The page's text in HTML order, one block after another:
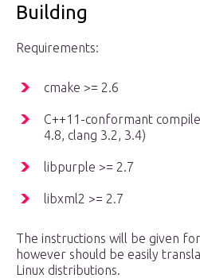
Building
Requirements:
cmake >= 2.6
C++11-conformant
4.8, clang 3.2, 3.4)
libpurple >= 2.7
libxml2 >= 2.7
The instructions will be given
however should be easily
Linux distributions.